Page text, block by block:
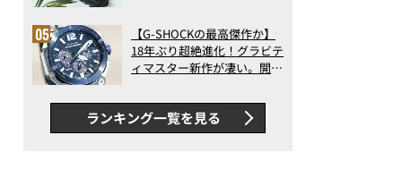
った！
【G-SHOCKの最高傑作か】
18年ぶり超絶進化！グラビテ
ィマスター新作が凄い。開発
新ムーブメントの衝撃
ランキング一覧を見る